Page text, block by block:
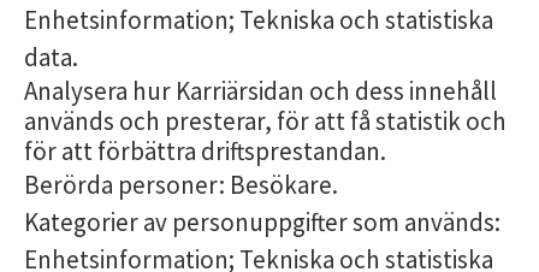
Enhetsinformation; Tekniska och statistiska
data.
Analysera hur Karriärsidan och dess innehåll
används och presterar, för att få statistik och
för att förbättra driftsprestandan.
Berörda personer: Besökare.
Kategorier av personuppgifter som används:
Enhetsinformation; Tekniska och statistiska